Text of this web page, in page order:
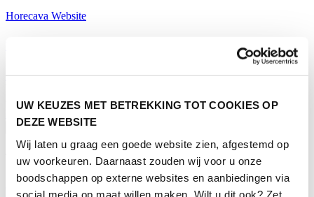
UW KEUZES MET BETREKKING TOT COOKIES OP
DEZE WEBSITE
Wij laten u graag een goede website zien, afgestemd op
uw voorkeuren. Daarnaast zouden wij voor u onze
boodschappen op externe websites en aanbiedingen via
social media op maat willen maken. Wilt u dit ook? Zet
Horecava Website
Horecava Social Media
Bezoeken
Thema's Horecava
Alle Thema's